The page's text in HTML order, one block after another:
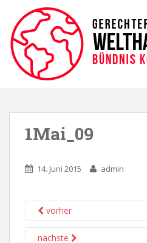
1Mai_09
14. Juni 2015 admin
vorher
nächste